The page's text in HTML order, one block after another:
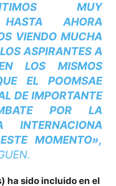
MUY
HASTA AHORA
VIENDO MUCHA
ASPIRANTES A
LOS MISMOS
EL POOMSAE
DE IMPORTANTE
POR LA
INTERNACIONA
MOMENTO»,
ha sido incluido en el